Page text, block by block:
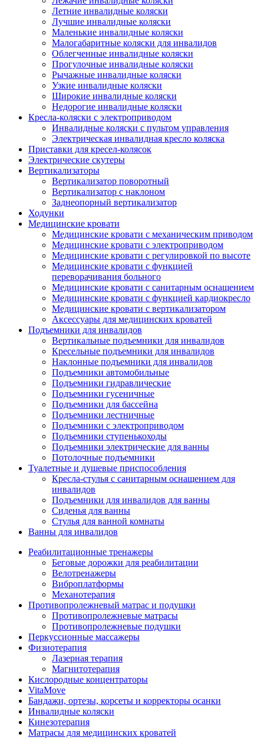
Летние инвалидные коляски
Лучшие инвалидные коляски
Маленькие инвалидные коляски
Малогабаритные коляски для инвалидов
Облегченные инвалидные коляски
Прогулочные инвалидные коляски
Рычажные инвалидные коляски
Узкие инвалидные коляски
Широкие инвалидные коляски
Недорогие инвалидные коляски
Кресла-коляски с электроприводом
Инвалидные коляски с пультом управления
Электрическая инвалидная кресло коляска
Приставки для кресел-колясок
Электрические скутеры
Вертикализаторы
Вертикализатор поворотный
Вертикализатор с наклоном
Заднеопорный вертикализатор
Ходунки
Медицинские кровати
Медицинские кровати с механическим приводом
Медицинские кровати с электроприводом
Медицинские кровати с регулировкой по высоте
Медицинские кровати с функцией
переворачивания больного
Медицинские кровати с санитарным оснащением
Медицинские кровати с функцией кардиокресло
Медицинские кровати с вертикализатором
Аксессуары для медицинских кроватей
Подъемники для инвалидов
Вертикальные подъемники для инвалидов
Кресельные подъемники для инвалидов
Наклонные подъемники для инвалидов
Подъемники автомобильные
Подъемники гидравлические
Подъемники гусеничные
Подъемники для бассейна
Подъемники лестничные
Подъемники с электроприводом
Подъемники ступенькоходы
Подъемники электрические для ванны
Потолочные подъемники
Туалетные и душевые приспособления
Кресла-стулья с санитарным оснащением для
инвалидов
Подъемники для инвалидов для ванны
Сиденья для ванны
Стулья для ванной комнаты
Ванны для инвалидов
Реабилитационные тренажеры
Беговые дорожки для реабилитации
Велотренажеры
Виброплатформы
Механотерапия
Противопролежневый матрас и подушки
Противопролежневые матрасы
Противопролежневые подушки
Перкуссионные массажеры
Физиотерапия
Лазерная терапия
Магнитотерапия
Кислородные концентраторы
VitaMove
Бандажи, ортезы, корсеты и корректоры осанки
Инвалидные коляски
Кинезотерапия
Матрасы для медицинских кроватей